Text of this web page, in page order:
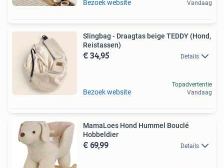
Bezoek website
Vandaag
Slingbag - Draagtas beige TEDDY (Hond,
Reistassen)
€ 34,95 Details
Bezoek website
Topadvertentie
Vandaag
MamaLoes Hond Hummel Bouclé
Hobbeldier
€ 69,99 Details